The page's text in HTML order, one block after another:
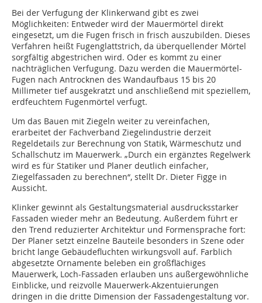
Bei der Verfugung der Klinkerwand gibt es zwei
Möglichkeiten: Entweder wird der Mauermörtel direkt
eingesetzt, um die Fugen frisch in frisch auszubilden. Dieses
Verfahren heißt Fugenglattstrich, da überquellender Mörtel
sorgfältig abgestrichen wird. Oder es kommt zu einer
nachträglichen Verfugung. Dazu werden die Mauermörtel-
Fugen nach Antrocknen des Wandaufbaus 15 bis 20
Millimeter tief ausgekratzt und anschließend mit speziellem,
erdfeuchtem Fugenmörtel verfugt.
Um das Bauen mit Ziegeln weiter zu vereinfachen,
erarbeitet der Fachverband Ziegelindustrie derzeit
Regeldetails zur Berechnung von Statik, Wärmeschutz und
Schallschutz im Mauerwerk. „Durch ein ergänztes Regelwerk
wird es für Statiker und Planer deutlich einfacher,
Ziegelfassaden zu berechnen“, stellt Dr. Dieter Figge in
Aussicht.
Klinker gewinnt als Gestaltungsmaterial ausdrucksstarker
Fassaden wieder mehr an Bedeutung. Außerdem führt er
den Trend reduzierter Architektur und Formensprache fort:
Der Planer setzt einzelne Bauteile besonders in Szene oder
bricht lange Gebäudefluchten wirkungsvoll auf. Farblich
abgesetzte Ornamente beleben ein großflächiges
Mauerwerk, Loch-Fassaden erlauben uns außergewöhnliche
Einblicke, und reizvolle Mauerwerk-Akzentuierungen
dringen in die dritte Dimension der Fassadengestaltung vor.